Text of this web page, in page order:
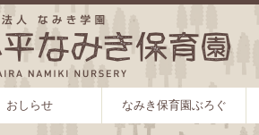
おしらせ なみき保育園ぶろぐ